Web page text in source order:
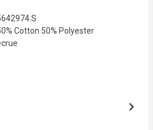
Cotton 50% Polyester